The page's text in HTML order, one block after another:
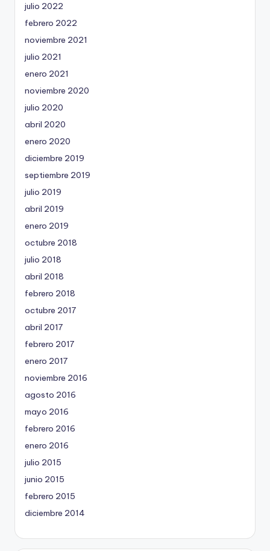
julio 2022
febrero 2022
noviembre 2021
julio 2021
enero 2021
noviembre 2020
julio 2020
abril 2020
enero 2020
diciembre 2019
septiembre 2019
julio 2019
abril 2019
enero 2019
octubre 2018
julio 2018
abril 2018
febrero 2018
octubre 2017
abril 2017
febrero 2017
enero 2017
noviembre 2016
agosto 2016
mayo 2016
febrero 2016
enero 2016
julio 2015
junio 2015
febrero 2015
diciembre 2014